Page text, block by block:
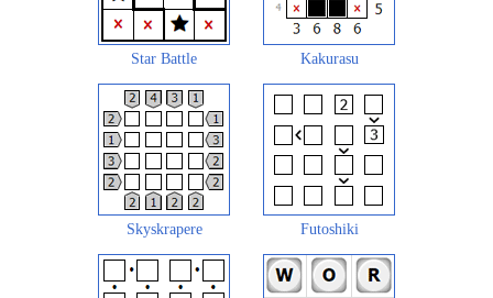
Star Battle Kakurasu
Skyskrapere Futoshiki